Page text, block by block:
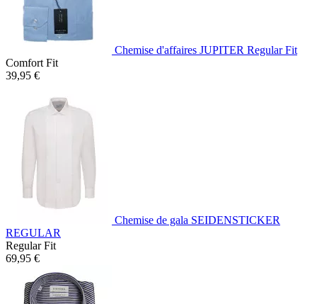
Chemise d'affaires JUPITER Regular Fit
Comfort Fit
39,95 €
Chemise de gala SEIDENSTICKER
REGULAR
Regular Fit
69,95 €